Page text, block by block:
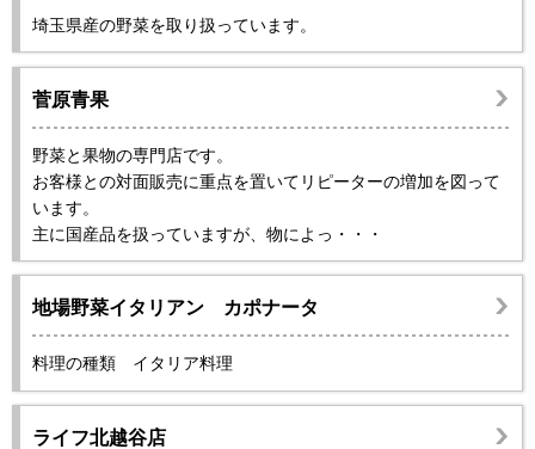
埼玉県産の野菜を取り扱っています。
菅原青果
野菜と果物の専門店です。
お客様との対面販売に重点を置いてリピーターの増加を図って
います。
主に国産品を扱っていますが、物によっ・・・
地場野菜イタリアン カポナータ
料理の種類 イタリア料理
ライフ北越谷店